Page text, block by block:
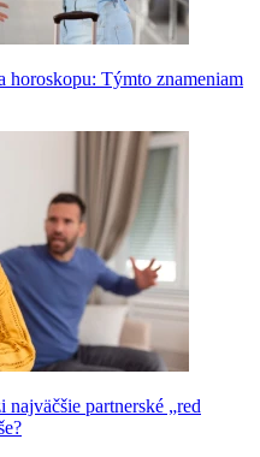
horoskopu: Týmto znameniam
najväčšie partnerské „red